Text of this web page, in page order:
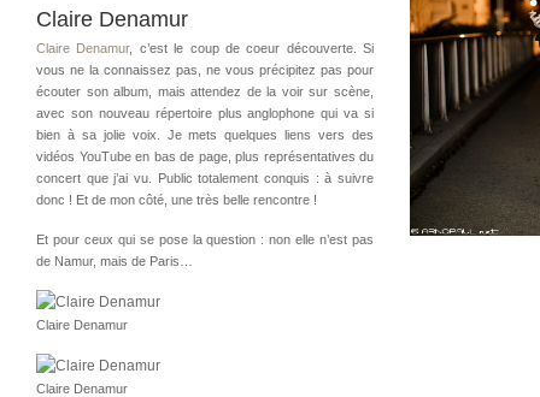
Claire Denamur
Claire Denamur, c’est le coup de coeur découverte. Si
vous ne la connaissez pas, ne vous précipitez pas pour
écouter son album, mais attendez de la voir sur scène,
avec son nouveau répertoire plus anglophone qui va si
bien à sa jolie voix. Je mets quelques liens vers des
vidéos YouTube en bas de page, plus représentatives du
concert que j’ai vu. Public totalement conquis : à suivre
donc ! Et de mon côté, une très belle rencontre !
Et pour ceux qui se pose la question : non elle n’est pas
de Namur, mais de Paris…
Claire Denamur
Claire Denamur